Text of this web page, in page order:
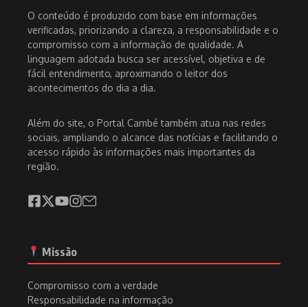
O conteúdo é produzido com base em informações
verificadas, priorizando a clareza, a responsabilidade e o
compromisso com a informação de qualidade. A
linguagem adotada busca ser acessível, objetiva e de
fácil entendimento, aproximando o leitor dos
acontecimentos do dia a dia.
Além do site, o Portal Cambé também atua nas redes
sociais, ampliando o alcance das notícias e facilitando o
acesso rápido às informações mais importantes da
região.
Missão
Compromisso com a verdade
Responsabilidade na informação